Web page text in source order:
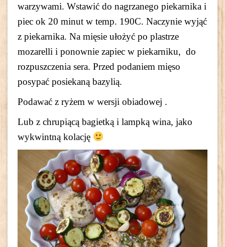
warzywami. Wstawić do nagrzanego piekarnika i
piec ok 20 minut w temp. 190C. Naczynie wyjąć
z piekarnika. Na mięsie ułożyć po plastrze
mozarelli i ponownie zapiec w piekarniku, do
rozpuszczenia sera. Przed podaniem mięso
posypać posiekaną bazylią.
Podawać z ryżem w wersji obiadowej .
Lub z chrupiącą bagietką i lampką wina, jako
wykwintną kolację